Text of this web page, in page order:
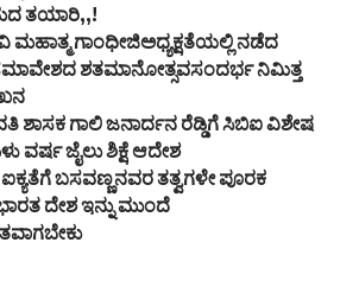
ತಯಾರಿ,,!
ಮಹಾತ್ಮ ಗಾಂಧೀಜಿಅಧ್ಯಕ್ಷತೆಯಲ್ಲಿ ನಡೆದ
ಶತಮಾನೋತ್ಸವಸಂದರ್ಭ ನಿಮಿತ್ತ
ಶಾಸಕ ಗಾಲಿ ಜನಾರ್ದನ ರೆಡ್ಡಿಗೆ ಸಿಬಿಐ ವಿಶೇಷ
ವರ್ಷ ಜೈಲು ಶಿಕ್ಷೆ ಆದೇಶ
ಬಸವಣ್ಣನವರ ತತ್ವಗಳೇ ಪೂರಕ
ದೇಶ ಇನ್ನು ಮುಂದೆ